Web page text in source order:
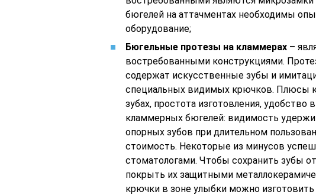
бюгелей на аттачментах необходимы
оборудование;
Бюгельные протезы на кламмерах –
востребованными конструкциями.
содержат искусственные зубы и
специальных видимых крючков. Плюсы
зубах, простота изготовления, удобство
кламмерных бюгелей: видимость
опорных зубов при длительном
стоимость. Некоторые из минусов
стоматологами. Чтобы сохранить зубы
покрыть их защитными
крючки в зоне улыбки можно